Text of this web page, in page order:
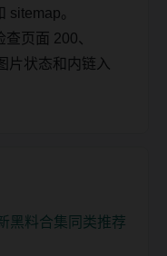
sitemap。
页面 200、
片状态和内链入
黑料合集同类推荐